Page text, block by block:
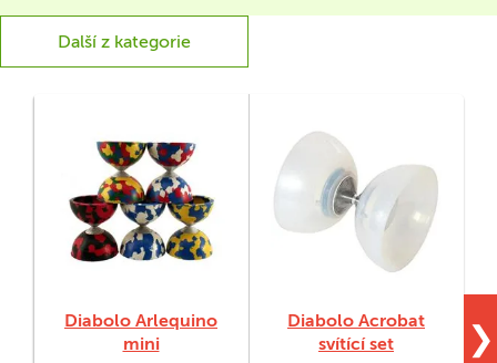
Další z kategorie
Diabolo Arlequino
mini
Diabolo Acrobat
svítící set
❯